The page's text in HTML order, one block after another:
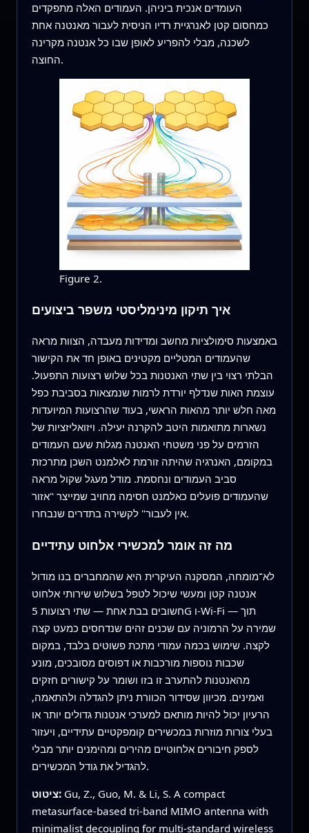
העומדים אנכית ביניהן. העמודים האלה מתפקדים
כמחסום קטן לאנרגיית רדיו הניסית לעבור מאנטנה אחת
לשכנה, מבלי להפריע לאופן שבו כל אנטנה מקרינה
החוצה.
Figure 2.
איך תיקון מינימליסטי משפר ביצועים
באמצעות סימולציות מחשב ומדידות מעבדה, הצוות מראה
שהעמודים המטליים מקטינים באופן חד את הקישור
הבלתי רצוי בין שתי האנטנות בכל שלוש רצועות התפעול.
עוצמת האות שנדלף יורדת לרמות שנמצאות בסביבת כפל
מאה חלש יותר מהאות הראשי, בעוד שהרצועות המיועדות
נשארות מתואמות היטב להקרנה יעילה. ויזואליזציות של
הזרמים על פני משטחי האנטנה מגלות שעם העמודים
במקומם, האנרגיה שהיתה זורמת לאלמנט השכן מתרכזת
סביב העמודים ונחסמת. מודל מעגל שקול מראה
שהעמודים פועלים כאלמנט חסימה מחויב שמייצר "אזור
אין לעבור" לקשירה בתדרים שנבחרו.
מה זה אומר למכשירי אלחוט עתידיים
לא־מומחה, המסקנה העיקרית היא שהמחברים בנו מודול
אנטנה קטן ומעשי שיכול לטפל בשלוש שירותי אלחוט
חשובים בבת אחת — שתי רצועות 5G ו‑Wi‑Fi — תוך
שמירה על הרמוניה עם שכנים זהים שנדחסים כמעט קצה
לקצה. שימוש בכמה עמודי מתכת פשוטים בלבד, במקום
שכבות נוספות מורכבות או דפוסים מסובכים, מונע
מהאנטנות להתערב זו בזו ושומר על קישורים חזקים
ואמינים. מכיוון שסידור הכוורת ניתן להגדלה ולהתאמה,
הרעיון יכול להיות מותאם למערכי אנטנות גדולים יותר או
בעלי צורות מוזרות במכשירים קומפקטיים עתידיים, ויעזור
לספק חיבורים אלחוטיים מהירים ומהימנים יותר מבלי
להגדיל את גודל המכשירים.
ציטוט: Gu, Z., Guo, M. & Li, S. A compact
metasurface-based tri-band MIMO antenna with
minimalist decoupling for multi-standard wireless